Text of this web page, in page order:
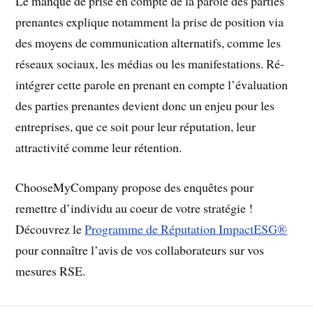
prenantes explique notamment la prise de position via
des moyens de communication alternatifs, comme les
réseaux sociaux, les médias ou les manifestations. Ré-
intégrer cette parole en prenant en compte l’évaluation
des parties prenantes devient donc un enjeu pour les
entreprises, que ce soit pour leur réputation, leur
attractivité comme leur rétention.
ChooseMyCompany propose des enquêtes pour
remettre d’individu au coeur de votre stratégie !
Découvrez leProgramme de Réputation ImpactESG®
pour connaître l’avis de vos collaborateurs sur vos
mesures RSE.